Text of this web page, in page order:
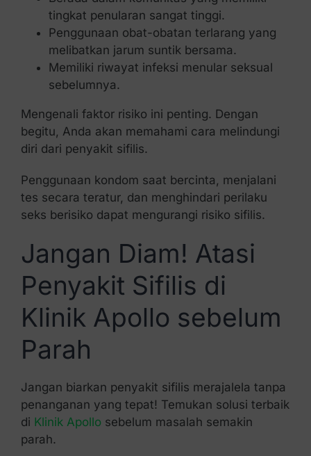
tingkat penularan sangat tinggi.
Penggunaan obat-obatan terlarang yang
melibatkan jarum suntik bersama.
Memiliki riwayat infeksi menular seksual
sebelumnya.
Mengenali faktor risiko ini penting. Dengan
begitu, Anda akan memahami cara melindungi
diri dari penyakit sifilis.
Penggunaan kondom saat bercinta, menjalani
tes secara teratur, dan menghindari perilaku
seks berisiko dapat mengurangi risiko sifilis.
Jangan Diam! Atasi
Penyakit Sifilis di
Klinik Apollo sebelum
Parah
Jangan biarkan penyakit sifilis merajalela tanpa
penanganan yang tepat! Temukan solusi terbaik
di Klinik Apollo sebelum masalah semakin
parah.